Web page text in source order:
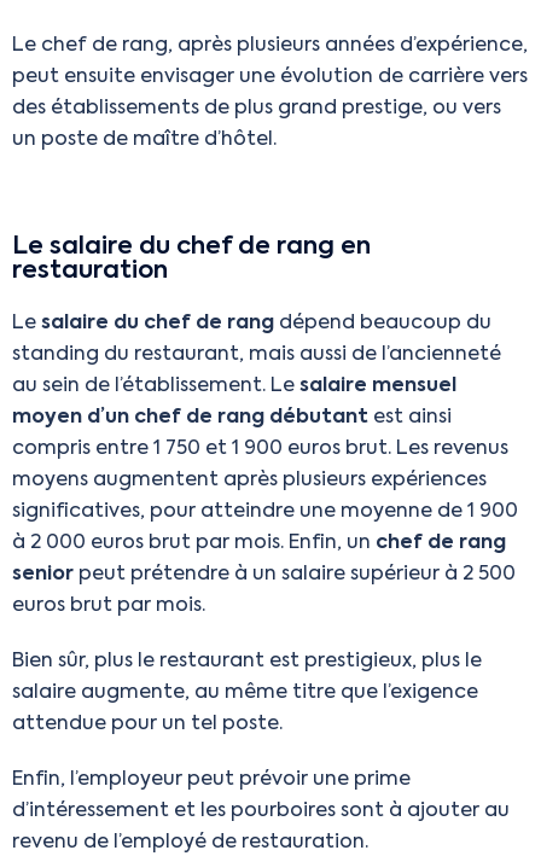
Le chef de rang, après plusieurs années d’expérience,
peut ensuite envisager une évolution de carrière vers
des établissements de plus grand prestige, ou vers
un poste de maître d’hôtel.
Le salaire du chef de rang en
restauration
Le salaire du chef de rang dépend beaucoup du
standing du restaurant, mais aussi de l’ancienneté
au sein de l’établissement. Le salaire mensuel
moyen d’un chef de rang débutant est ainsi
compris entre 1 750 et 1 900 euros brut. Les revenus
moyens augmentent après plusieurs expériences
significatives, pour atteindre une moyenne de 1 900
à 2 000 euros brut par mois. Enfin, un chef de rang
senior peut prétendre à un salaire supérieur à 2 500
euros brut par mois.
Bien sûr, plus le restaurant est prestigieux, plus le
salaire augmente, au même titre que l’exigence
attendue pour un tel poste.
Enfin, l’employeur peut prévoir une prime
d’intéressement et les pourboires sont à ajouter au
revenu de l’employé de restauration.